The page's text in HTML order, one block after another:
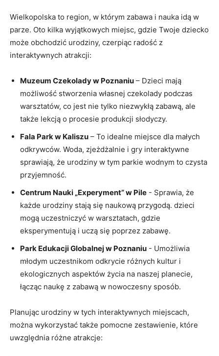
Wielkopolska to region, w którym zabawa i nauka idą w
parze. Oto kilka wyjątkowych miejsc, gdzie​ Twoje dziecko
może⁢ obchodzić ​urodziny, czerpiąc ‌radość​ z
interaktywnych atrakcji:
Muzeum Czekolady w Poznaniu – Dzieci mają
możliwość stworzenia własnej⁤ czekolady‌ podczas
‍warsztatów, co jest⁤ nie tylko niezwykłą zabawą, ale
⁤także lekcją o procesie produkcji słodyczy.
Fala ⁢Park ⁤w Kaliszu – To idealne ​miejsce dla małych
‌odkrywców. Woda, ‍zjeżdżalnie i gry interaktywne ​
sprawiają, że urodziny w tym parkie wodnym ⁢to⁤ czysta⁣
przyjemność.
Centrum Nauki​ „Experyment” w Pile -‌ Sprawia,​ że
każde​ urodziny stają się naukową‌ przygodą. dzieci
mogą ‍uczestniczyć w warsztatach, gdzie
eksperymentują i uczą ‍się poprzez⁣ zabawę.
Park Edukacji Globalnej w Poznaniu ‍- Umożliwia
młodym uczestnikom odkrycie różnych kultur ​i ​
ekologicznych aspektów życia na naszej planecie,
łącząc ⁣naukę ​z zabawą w nowoczesny sposób.
Planując urodziny⁣ w tych interaktywnych miejscach,
można wykorzystać także pomocne zestawienie, które
uwzględnia różne atrakcje: